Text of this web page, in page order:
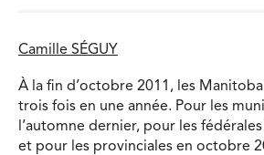
Camille SÉGUY
À la fin d’octobre 2011, les
trois fois en une année. Pour les
l’automne dernier, pour les
et pour les provinciales en octobre